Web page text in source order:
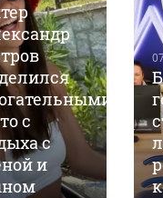
с
с
и